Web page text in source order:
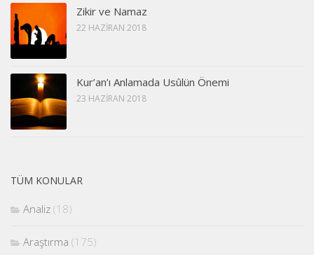
Zikir ve Namaz
22 HAZIRAN 2018
Kur’an’ı Anlamada Usûlün Önemi
23 HAZIRAN 2018
TÜM KONULAR
Analiz (18)
Araştırma (175)